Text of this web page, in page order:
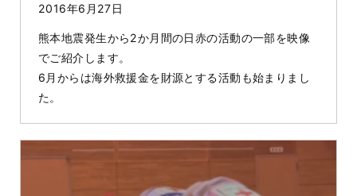
2016年6月27日
熊本地震発生から2か月間の日赤の活動の一部を映像
でご紹介します。
6月からは海外救援金を財源とする活動も始まりまし
た。